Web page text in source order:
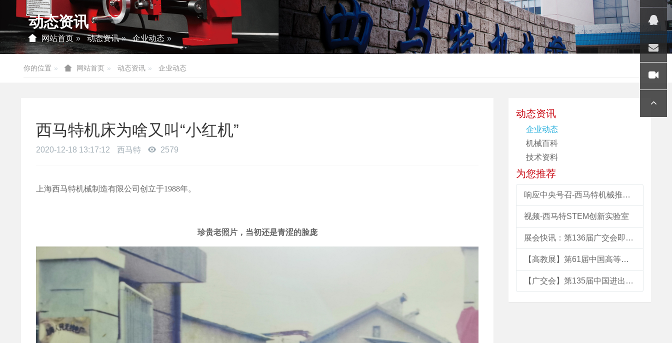
动态资讯
网站首页 动态资讯 企业动态
你的位置 网站首页 动态资讯 企业动态
西马特机床为啥又叫“小红机”
2020-12-18 13:17:12 西马特 2579
上海西马特机械制造有限公司创立于1988年。
珍贵老照片，当初还是青涩的脸庞
动态资讯
企业动态
机械百科
技术资料
为您推荐
响应中央号召-西马特机械推出机电类教育装备“以旧换新” 改造计划
视频-西马特STEM创新实验室
展会快讯：第136届广交会即将启幕，上海西马特公司新品首秀引期待
【高教展】第61届中国高等教育博览会西马特参展讯息
【广交会】第135届中国进出口商品交易会西马特参展讯息
395282
36
微信
QQ
gengyu
nlong@
好玩视